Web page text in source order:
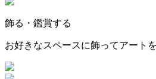
飾る・鑑賞する
お好きなスペースに飾ってアート